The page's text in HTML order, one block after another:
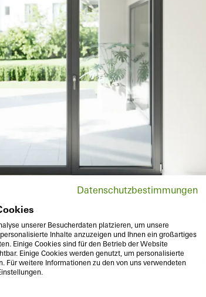
Datenschutzbestimmungen
unserer Besucherdaten platzieren, um unsere
Inhalte anzuzeigen und Ihnen ein großartiges
Einige Cookies sind für den Betrieb der Website
Einige Cookies werden genutzt, um personalisierte
Für weitere Informationen zu den von uns verwendeten